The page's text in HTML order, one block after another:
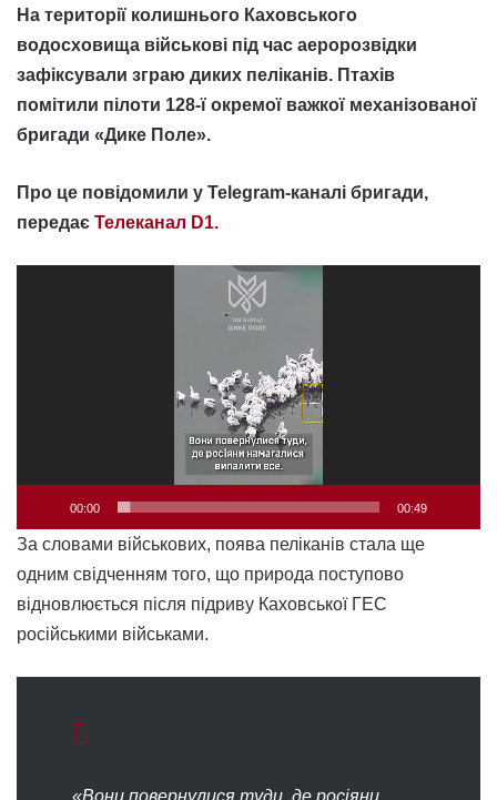
На території колишнього Каховського
водосховища військові під час аеророзвідки
зафіксували зграю диких пеліканів. Птахів
помітили пілоти 128-ї окремої важкої механізованої
бригади «Дике Поле».
Про це повідомили у Telegram-каналі бригади,
передає Телеканал D1.
00:00 00:49
За словами військових, поява пеліканів стала ще
одним свідченням того, що природа поступово
відновлюється після підриву Каховської ГЕС
російськими військами.